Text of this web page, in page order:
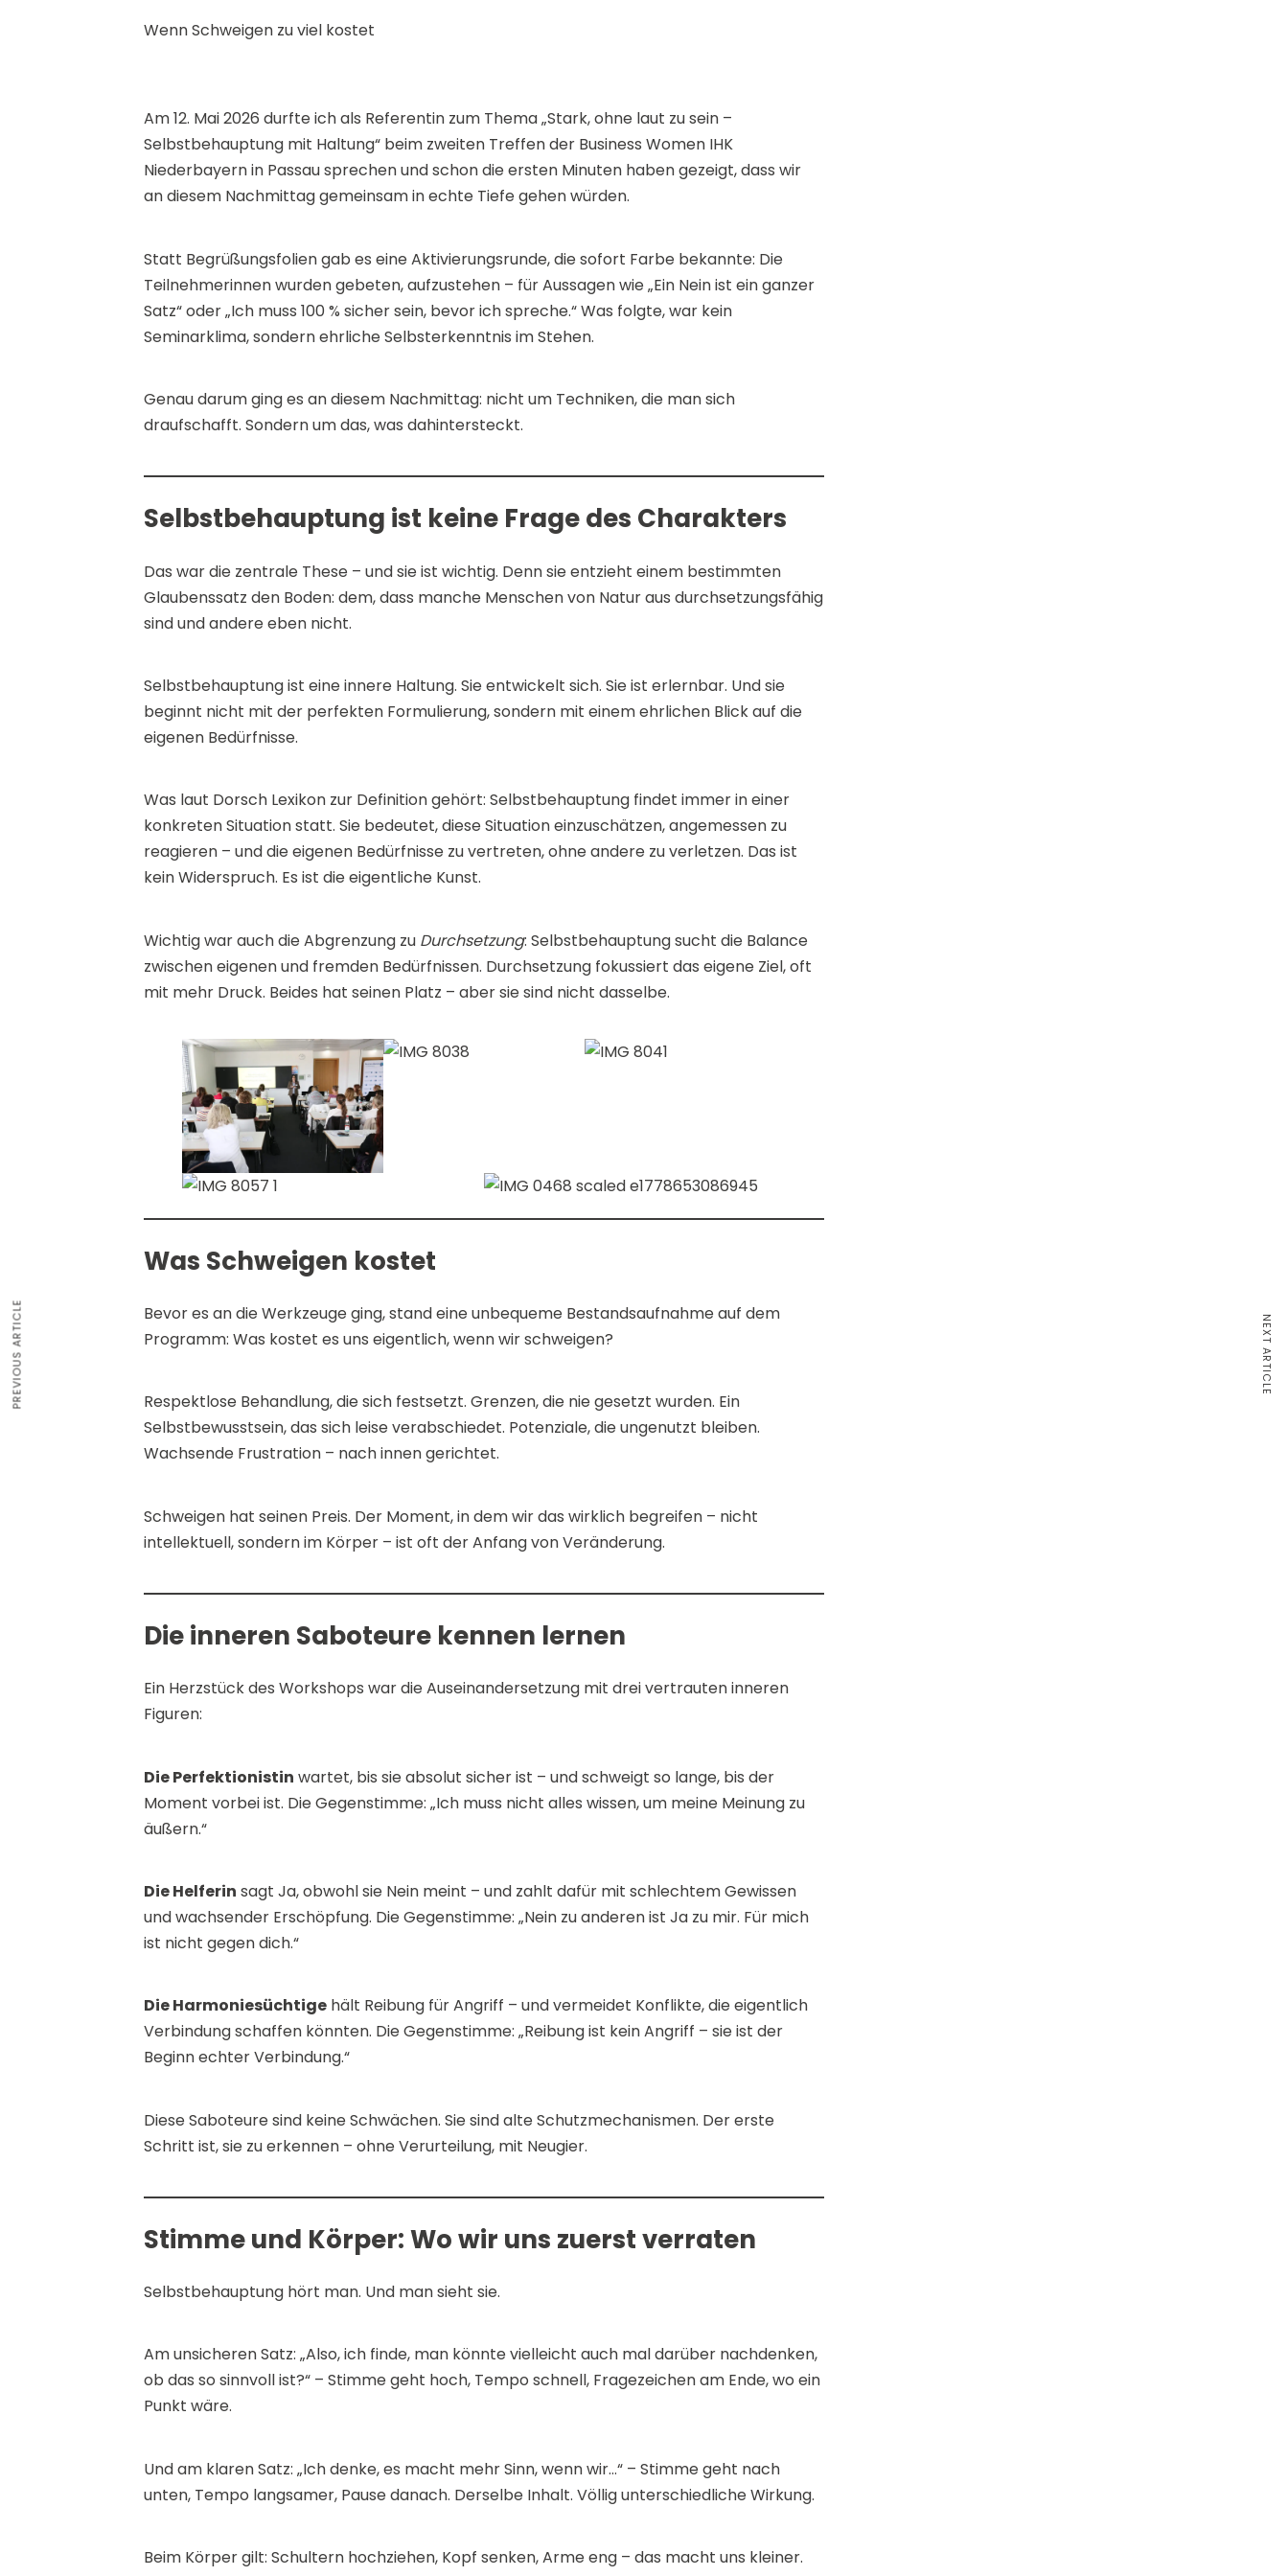
Wenn Schweigen zu viel kostet
Am 12. Mai 2026 durfte ich als Referentin zum Thema „Stark, ohne laut zu sein –
Selbstbehauptung mit Haltung“ beim zweiten Treffen der Business Women IHK
Niederbayern in Passau sprechen und schon die ersten Minuten haben gezeigt, dass wir
an diesem Nachmittag gemeinsam in echte Tiefe gehen würden.
Statt Begrüßungsfolien gab es eine Aktivierungsrunde, die sofort Farbe bekannte: Die
Teilnehmerinnen wurden gebeten, aufzustehen – für Aussagen wie „Ein Nein ist ein ganzer
Satz“ oder „Ich muss 100 % sicher sein, bevor ich spreche.“ Was folgte, war kein
Seminarklima, sondern ehrliche Selbsterkenntnis im Stehen.
Genau darum ging es an diesem Nachmittag: nicht um Techniken, die man sich
draufschafft. Sondern um das, was dahintersteckt.
Selbstbehauptung ist keine Frage des Charakters
Das war die zentrale These – und sie ist wichtig. Denn sie entzieht einem bestimmten
Glaubenssatz den Boden: dem, dass manche Menschen von Natur aus durchsetzungsfähig
sind und andere eben nicht.
Selbstbehauptung ist eine innere Haltung. Sie entwickelt sich. Sie ist erlernbar. Und sie
beginnt nicht mit der perfekten Formulierung, sondern mit einem ehrlichen Blick auf die
eigenen Bedürfnisse.
Was laut Dorsch Lexikon zur Definition gehört: Selbstbehauptung findet immer in einer
konkreten Situation statt. Sie bedeutet, diese Situation einzuschätzen, angemessen zu
reagieren – und die eigenen Bedürfnisse zu vertreten, ohne andere zu verletzen. Das ist
kein Widerspruch. Es ist die eigentliche Kunst.
Wichtig war auch die Abgrenzung zu Durchsetzung: Selbstbehauptung sucht die Balance
zwischen eigenen und fremden Bedürfnissen. Durchsetzung fokussiert das eigene Ziel, oft
mit mehr Druck. Beides hat seinen Platz – aber sie sind nicht dasselbe.
Was Schweigen kostet
Bevor es an die Werkzeuge ging, stand eine unbequeme Bestandsaufnahme auf dem
Programm: Was kostet es uns eigentlich, wenn wir schweigen?
Respektlose Behandlung, die sich festsetzt. Grenzen, die nie gesetzt wurden. Ein
Selbstbewusstsein, das sich leise verabschiedet. Potenziale, die ungenutzt bleiben.
Wachsende Frustration – nach innen gerichtet.
Schweigen hat seinen Preis. Der Moment, in dem wir das wirklich begreifen – nicht
intellektuell, sondern im Körper – ist oft der Anfang von Veränderung.
Die inneren Saboteure kennen lernen
Ein Herzstück des Workshops war die Auseinandersetzung mit drei vertrauten inneren
Figuren:
Die Perfektionistin wartet, bis sie absolut sicher ist – und schweigt so lange, bis der
Moment vorbei ist. Die Gegenstimme: „Ich muss nicht alles wissen, um meine Meinung zu
äußern.“
Die Helferin sagt Ja, obwohl sie Nein meint – und zahlt dafür mit schlechtem Gewissen
und wachsender Erschöpfung. Die Gegenstimme: „Nein zu anderen ist Ja zu mir. Für mich
ist nicht gegen dich.“
Die Harmoniesüchtige hält Reibung für Angriff – und vermeidet Konflikte, die eigentlich
Verbindung schaffen könnten. Die Gegenstimme: „Reibung ist kein Angriff – sie ist der
Beginn echter Verbindung.“
Diese Saboteure sind keine Schwächen. Sie sind alte Schutzmechanismen. Der erste
Schritt ist, sie zu erkennen – ohne Verurteilung, mit Neugier.
Stimme und Körper: Wo wir uns zuerst verraten
Selbstbehauptung hört man. Und man sieht sie.
Am unsicheren Satz: „Also, ich finde, man könnte vielleicht auch mal darüber nachdenken,
ob das so sinnvoll ist?“ – Stimme geht hoch, Tempo schnell, Fragezeichen am Ende, wo ein
Punkt wäre.
Und am klaren Satz: „Ich denke, es macht mehr Sinn, wenn wir…“ – Stimme geht nach
unten, Tempo langsamer, Pause danach. Derselbe Inhalt. Völlig unterschiedliche Wirkung.
Beim Körper gilt: Schultern hochziehen, Kopf senken, Arme eng – das macht uns kleiner.
PREVIOUS ARTICLE NEXT ARTICLE